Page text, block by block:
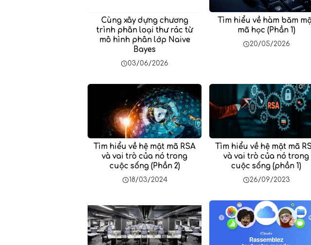
Cùng xây dựng chương
trình phân loại thư rác từ
mô hình phân lớp Naive
Bayes
03/06/2026
Tìm hiểu về hàm băm
mã học (Phần 1)
20/05/2026
Tìm hiểu về hệ mật mã RSA
và vai trò của nó trong
cuộc sống (Phần 2)
18/03/2024
Tìm hiểu về hệ mật mã
và vai trò của nó trong
cuộc sống (phần 1)
26/09/2023